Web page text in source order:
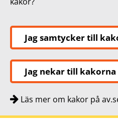
Jag samtycker till
Jag nekar till kakorna
Läs mer om kakor på